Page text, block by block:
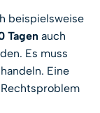
beispielsweise
Tagen auch
Es muss
Eine